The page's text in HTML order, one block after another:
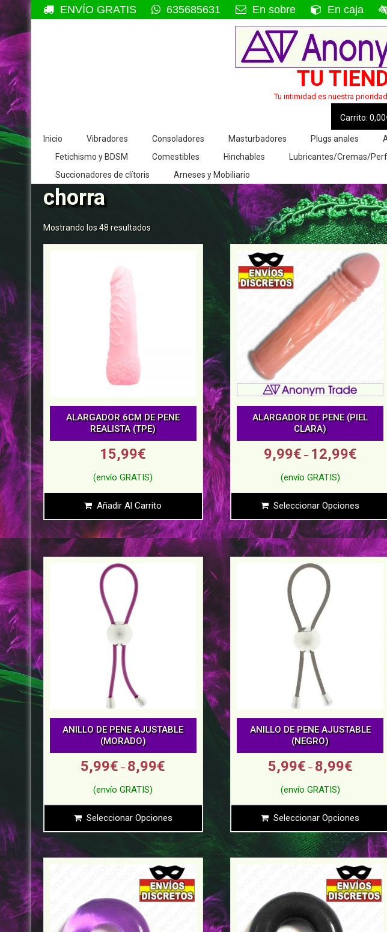
al
contenido
ENVÍO GRATIS 635685631 En sobre En caja
TU
Tu intimidad es nuestra
Inicio Vibradores Consoladores Masturbadores Plugs anales
Fetichismo y BDSM
Comestibles Hinchables Lubricantes/Cremas/
Succionadores de clítoris
Arneses y Mobiliario
chorra
Mostrando los 48 resultados
ALARGADOR 6CM DE PENE
REALISTA (TPE)
15,99€
Añadir Al Carrito
ALARGADOR DE PENE (PIEL
CLARA)
9,99€ – 12,99€
Seleccionar Opciones
ANILLO DE PENE AJUSTABLE
(MORADO)
5,99€ – 8,99€
Seleccionar Opciones
ANILLO DE PENE AJUSTABLE
(NEGRO)
5,99€ – 8,99€
Seleccionar Opciones